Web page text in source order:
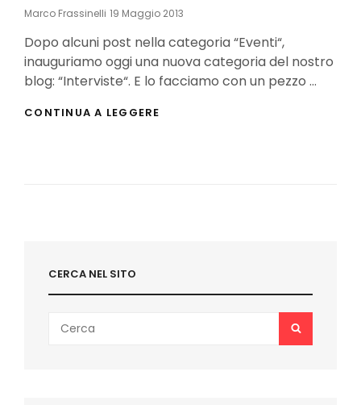
Marco Frassinelli Posted
19 Maggio 2013
Dopo alcuni post nella categoria “Eventi“,
inauguriamo oggi una nuova categoria del nostro
blog: “Interviste“. E lo facciamo con un pezzo …
CONTINUA A LEGGERE
CERCA NEL SITO
for:
SEARCH